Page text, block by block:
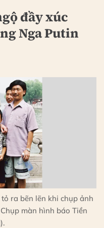
đầy xúc
Nga Putin
ra bẽn lẽn khi chụp ảnh
màn hình báo Tiền